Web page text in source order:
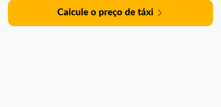
Calcule o preço de táxi